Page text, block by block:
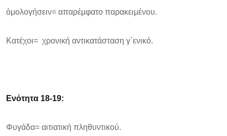
ὁμολογήσειν= απαρέμφατο παρακειμένου.
Κατέχοι= χρονική αντικατάσταση γ΄ενικό.
Ενότητα 18-19:
Φυγάδα= αιτιατική πληθυντικού.